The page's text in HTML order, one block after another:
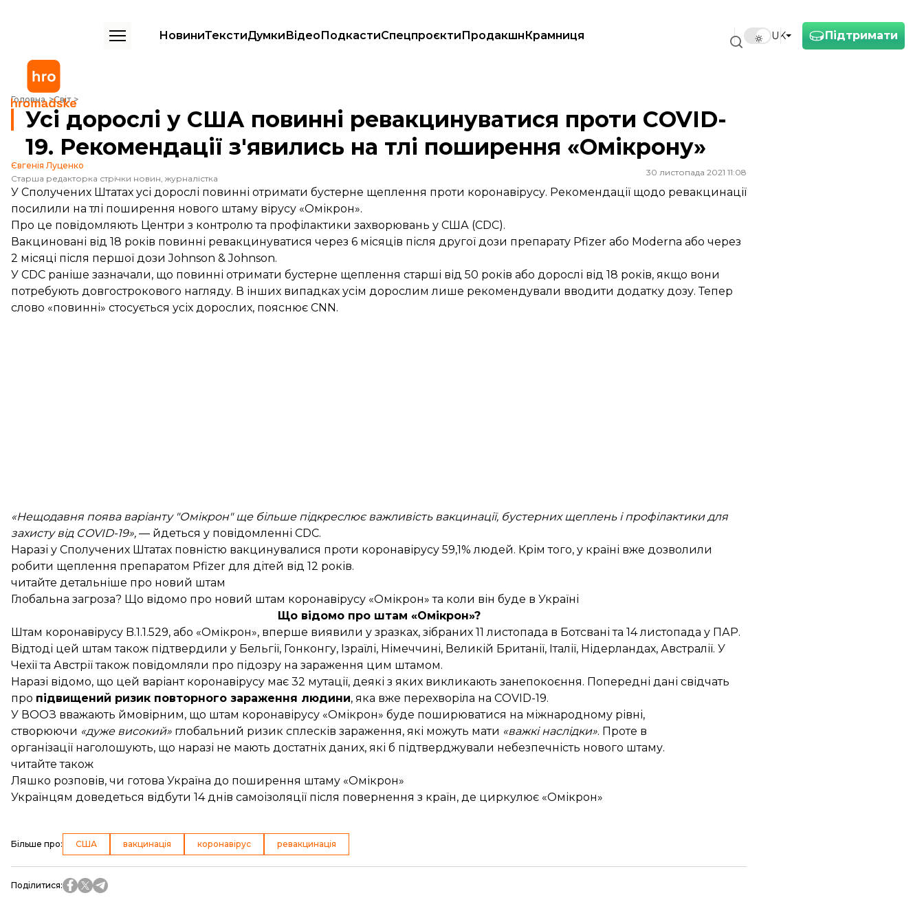
Підтримати
UK
НовиниТекстиДумкиВідеоПодкастиСпецпроєктиПродакшнКрамниця
Головна Світ
Усі дорослі у США повинні ревакцинуватися проти COVID-19. Рекомендації з'явились на тлі поширення «Омікрону»
Усі дорослі у США повинні ревакцинуватися проти COVID-
19. Рекомендації з'явились на тлі поширення «Омікрону»
Євгенія Луценко
Старша редакторка стрічки новин, журналістка
30 листопада 2021 11:08
У Сполучених Штатах усі дорослі повинні отримати бустерне щеплення проти коронавірусу. Рекомендації щодо ревакцинації
посилили на тлі поширення нового штаму вірусу «Омікрон».
Про це повідомляють Центри з контролю та профілактики захворювань у США (CDC).
Вакциновані від 18 років повинні ревакцинуватися через 6 місяців після другої дози препарату Pfizer або Moderna або через
2 місяці після першої дози Johnson & Johnson.
У CDC раніше зазначали, що повинні отримати бустерне щеплення старші від 50 років або дорослі від 18 років, якщо вони
потребують довгострокового нагляду. В інших випадках усім дорослим лише рекомендували вводити додатку дозу. Тепер
слово «повинні» стосується усіх дорослих, пояснює CNN.
«Нещодавня поява варіанту "Омікрон" ще більше підкреслює важливість вакцинації, бустерних щеплень і профілактики для
захисту від COVID-19», — йдеться у повідомленні CDC.
Наразі у Сполучених Штатах повністю вакцинувалися проти коронавірусу 59,1% людей. Крім того, у країні вже дозволили
робити щеплення препаратом Pfizer для дітей від 12 років.
читайте детальніше про новий штам
Глобальна загроза? Що відомо про новий штам коронавірусу «Омікрон» та коли він буде в Україні
Що відомо про штам «Омікрон»?
Штам коронавірусу B.1.1.529, або «Омікрон», вперше виявили у зразках, зібраних 11 листопада в Ботсвані та 14 листопада у ПАР.
Відтоді цей штам також підтвердили у Бельгії, Гонконгу, Ізраїлі, Німеччині, Великій Британії, Італії, Нідерландах, Австралії. У
Чехії та Австріїтакож повідомляли про підозру на зараження цим штамом.
Наразі відомо, що цей варіант коронавірусу має 32 мутації, деякі з яких викликають занепокоєння. Попередні дані свідчать
про підвищений ризик повторного зараження людини, яка вже перехворіла на COVID-19.
У ВООЗ вважають ймовірним, що штам коронавірусу «Омікрон» буде поширюватися на міжнародному рівні,
створюючи «дуже високий» глобальний ризик сплесків зараження, які можуть мати «важкі наслідки». Проте в
організації наголошують, що наразі не мають достатніх даних, які б підтверджували небезпечність нового штаму.
читайте також
Ляшко розповів, чи готова Україна до поширення штаму «Омікрон»
Українцям доведеться відбути 14 днів самоізоляції після повернення з країн, де циркулює «Омікрон»
Більше про: США вакцинація коронавірус ревакцинація
Поділитися: